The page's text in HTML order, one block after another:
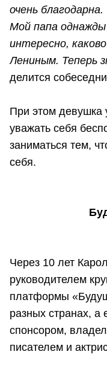
очень благодарна.
Мой папа однажды
интересно,
Лениным. Теперь
делится
При этом девушка
уважать себя
заниматься тем,
себя.
Через 10 лет
руководителем
платформы
разных странах,
спонсором,
писателем и